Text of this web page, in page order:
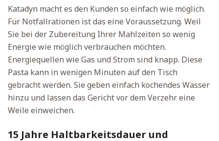
Katadyn macht es den Kunden so einfach wie möglich.
Für Notfallrationen ist das eine Voraussetzung. Weil
Sie bei der Zubereitung Ihrer Mahlzeiten so wenig
Energie wie möglich verbrauchen möchten.
Energiequellen wie Gas und Strom sind knapp. Diese
Pasta kann in wenigen Minuten auf den Tisch
gebracht werden. Sie geben einfach kochendes Wasser
hinzu und lassen das Gericht vor dem Verzehr eine
Weile einweichen.
15 Jahre Haltbarkeitsdauer und